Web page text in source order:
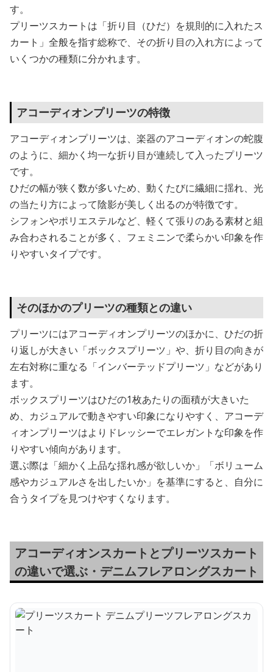
す。
プリーツスカートは「折り目（ひだ）を規則的に入れたス
カート」全般を指す総称で、その折り目の入れ方によって
いくつかの種類に分かれます。
アコーディオンプリーツの特徴
アコーディオンプリーツは、楽器のアコーディオンの蛇腹
のように、細かく均一な折り目が連続して入ったプリーツ
です。
ひだの幅が狭く数が多いため、動くたびに繊細に揺れ、光
の当たり方によって陰影が美しく出るのが特徴です。
シフォンやポリエステルなど、軽くて張りのある素材と組
み合わされることが多く、フェミニンで柔らかい印象を作
りやすいタイプです。
そのほかのプリーツの種類との違い
プリーツにはアコーディオンプリーツのほかに、ひだの折
り返しが大きい「ボックスプリーツ」や、折り目の向きが
左右対称に重なる「インバーテッドプリーツ」などがあり
ます。
ボックスプリーツはひだの1枚あたりの面積が大きいた
め、カジュアルで動きやすい印象になりやすく、アコーデ
ィオンプリーツはよりドレッシーでエレガントな印象を作
りやすい傾向があります。
選ぶ際は「細かく上品な揺れ感が欲しいか」「ボリューム
感やカジュアルさを出したいか」を基準にすると、自分に
合うタイプを見つけやすくなります。
アコーディオンスカートとプリーツスカート
の違いで選ぶ・デニムフレアロングスカート